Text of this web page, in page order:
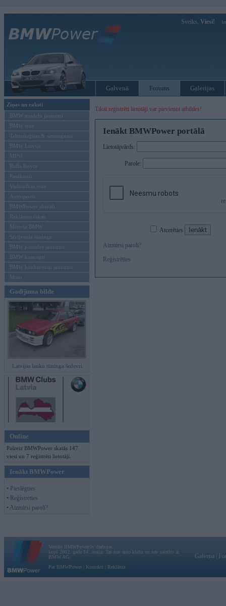
Sveiks, Viesi!
Galvenā Forums Galerijas
Ziņas un raksti
BMW modeļu jaunumi
BMW testi
Tehnoloģijas & sasniegumi
BMW Latvijā
MINI
Rolls-Royce
Pasākumi
Vadāmības tests
Autosports
BMWPower aktuāli
Reklāmas raksti
Mēneša BMW
Sērijveida tūnings
BMW pasaules jaunumi
BMW koncepti
BMW konkurentu jaunumi
Moto
Gadījuma bilde
Latvijas lauku tūninga šedevri
Online
Pašreiz BMWPower skatās 147
viesi un 7 reģistrēti lietotāji.
Ienākt BMWPower
• Pieslēgties
• Reģistrēties
• Aizmirsi paroli?
Tikai reģistrēti lietotāji var pievienot atbildes!
Ienākt BMWPower portālā
Lietotājvārds:
Parole:
Atcerēties
Aizmirsi paroli?
Reģistrēties
Vortāls BMWPower.lv darbojas
kopš 2002. gada 14. maija. Tas nav auto klubs un nav saistīts ar
BMW AG.
Par BMWPower
Kontakti Reklāma
Galvena